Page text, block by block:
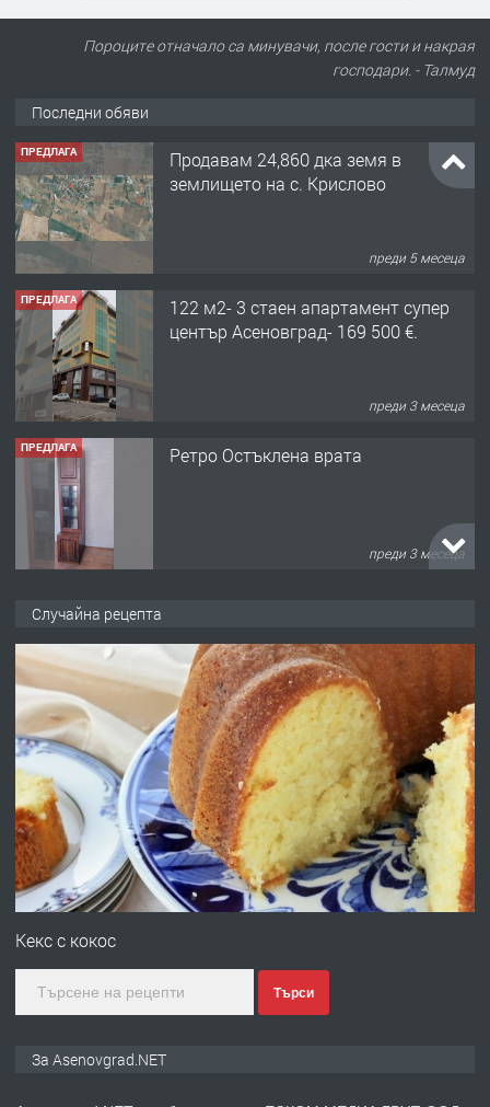
Пороците отначало са минувачи, после гости и накрая
господари. - Талмуд
Последни обяви
ПРЕДЛАГА
Продавам 24,860 дка земя в
землището на с. Крислово
преди 5 месеца
ПРЕДЛАГА
122 м2- 3 стаен апартамент супер
център Асеновград- 169 500 €.
преди 3 месеца
ПРЕДЛАГА Ретро Остъклена врата
преди 3 месеца
преди 10 месеца
ПРЕДЛАГА
Професионална броячна машина -
със сертификат от ЕЦБ
преди 1 година
ПРЕДЛАГА
Професионална зеленчукорезачка
Случайна рецепта
Кекс с кокос
Търси
За Asenovgrad.NET